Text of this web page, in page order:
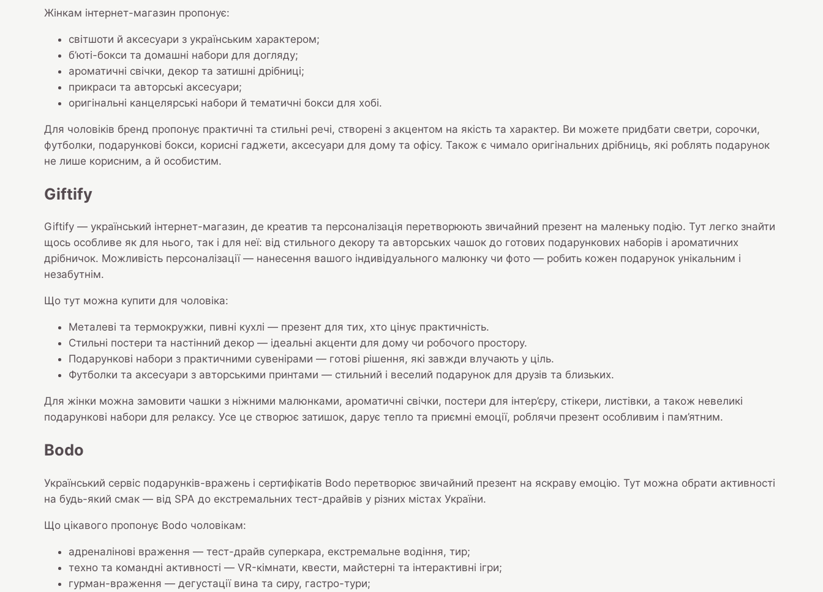
Жінкам інтернет-магазин пропонує:
світшоти й аксесуари з українським характером;
б’юті-бокси та домашні набори для догляду;
ароматичні свічки, декор та затишні дрібниці;
прикраси та авторські аксесуари;
оригінальні канцелярські набори й тематичні бокси для хобі.
Для чоловіків бренд пропонує практичні та стильні речі, створені з акцентом на якість та характер. Ви можете придбати светри, сорочки,
футболки, подарункові бокси, корисні гаджети, аксесуари для дому та офісу. Також є чимало оригінальних дрібниць, які роблять подарунок
не лише корисним, а й особистим.
Giftify
Giftify — український інтернет-магазин, де креатив та персоналізація перетворюють звичайний презент на маленьку подію. Тут легко знайти
щось особливе як для нього, так і для неї: від стильного декору та авторських чашок до готових подарункових наборів і ароматичних
дрібничок. Можливість персоналізації — нанесення вашого індивідуального малюнку чи фото — робить кожен подарунок унікальним і
незабутнім.
Що тут можна купити для чоловіка:
Металеві та термокружки, пивні кухлі — презент для тих, хто цінує практичність.
Стильні постери та настінний декор — ідеальні акценти для дому чи робочого простору.
Подарункові набори з практичними сувенірами — готові рішення, які завжди влучають у ціль.
Футболки та аксесуари з авторськими принтами — стильний і веселий подарунок для друзів та близьких.
Для жінки можна замовити чашки з ніжними малюнками, ароматичні свічки, постери для інтер’єру, стікери, листівки, а також невеликі
подарункові набори для релаксу. Усе це створює затишок, дарує тепло та приємні емоції, роблячи презент особливим і пам’ятним.
Bodo
Український сервіс подарунків-вражень і сертифікатів Bodo перетворює звичайний презент на яскраву емоцію. Тут можна обрати активності
на будь-який смак — від SPA до екстремальних тест-драйвів у різних містах України.
Що цікавого пропонує Bodo чоловікам:
адреналінові враження — тест-драйв суперкара, екстремальне водіння, тир;
техно та командні активності — VR-кімнати, квести, майстерні та інтерактивні ігри;
гурман-враження — дегустації вина та сиру, гастро-тури;